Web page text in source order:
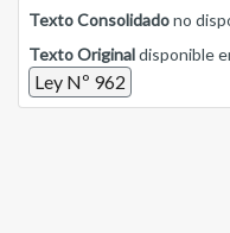
Texto Consolidadono
Texto Originaldisponible
Ley Nº 962